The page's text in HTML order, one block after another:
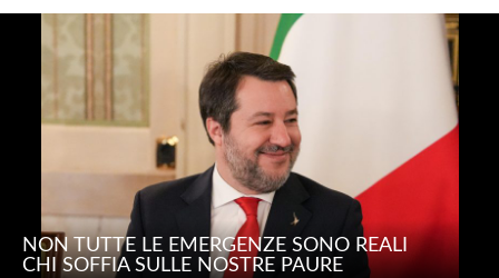
NON TUTTE LE EMERGENZE SONO REALI
CHI SOFFIA SULLE NOSTRE PAURE